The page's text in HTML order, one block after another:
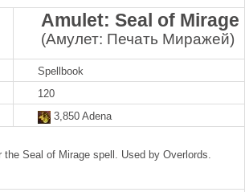
Amulet: Seal of Mirage
(Амулет: Печать Миражей)
Spellbook
120
3,850 Adena
the Seal of Mirage spell. Used by Overlords.